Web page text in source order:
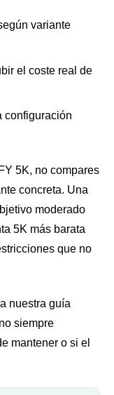
variante
el coste real de
configuración
5K, no compares
concreta. Una
moderado
5K más barata
que no
nuestra guía
siempre
mantener o si el